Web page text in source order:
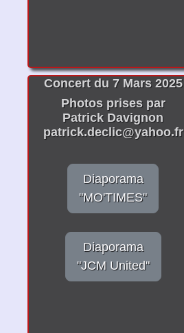
Concert du 7 Mars 2025
Photos prises par
Patrick Davignon
patrick.declic@yahoo.fr
Diaporama
"MO'TIMES"
Diaporama
"JCM United"